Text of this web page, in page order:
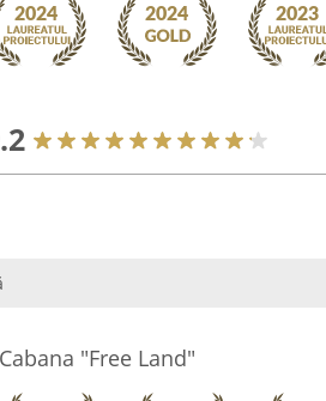
Cabana "Free Land"